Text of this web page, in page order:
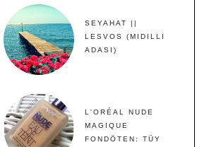
SEYAHAT ||
LESVOS (MIDILLI
ADASI)
L'ORÉAL NUDE
MAGIQUE
FONDÖTEN: TÜY